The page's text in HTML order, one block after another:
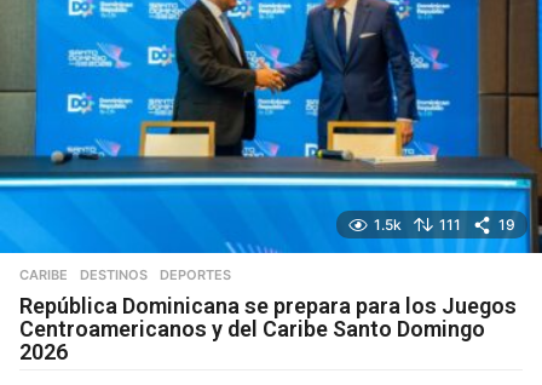
1.5k 111 19
CARIBE ,DESTINOS DEPORTES
República Dominicana se prepara para los Juegos
Centroamericanos y del Caribe Santo Domingo
2026